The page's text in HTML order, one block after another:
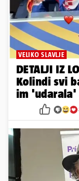
VELIKO SLAVLJE
DETALJI IZ
Kolindi svi
im 'udarala'